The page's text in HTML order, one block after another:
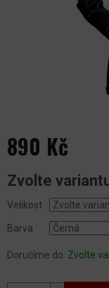
890 Kč
cena:
Zvolte
Velikost
Barva
Doručíme do: Zvolte